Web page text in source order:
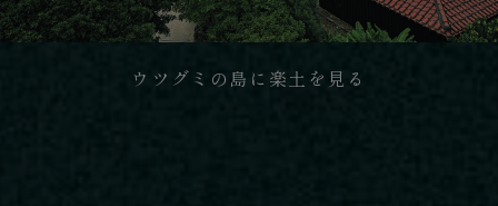
ウツグミの島に楽土を見る